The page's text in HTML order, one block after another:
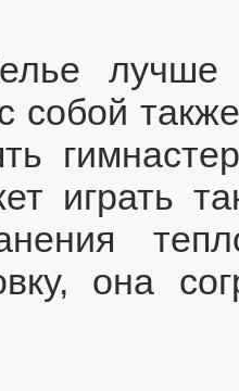
лучше
собой
играть
она